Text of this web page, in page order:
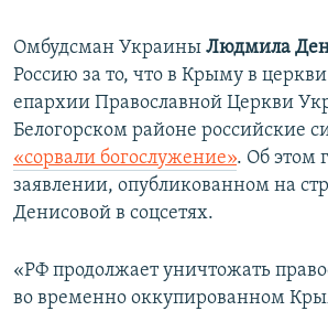
Омбудсман Украины Людмила
Россию за то, что в Крыму в
епархии Православной Церкви
Белогорском районе российские
«сорвали богослужение». Об этом
заявлении, опубликованном на
Денисовой в соцсетях.
«РФ продолжает уничтожать
во временно оккупированном